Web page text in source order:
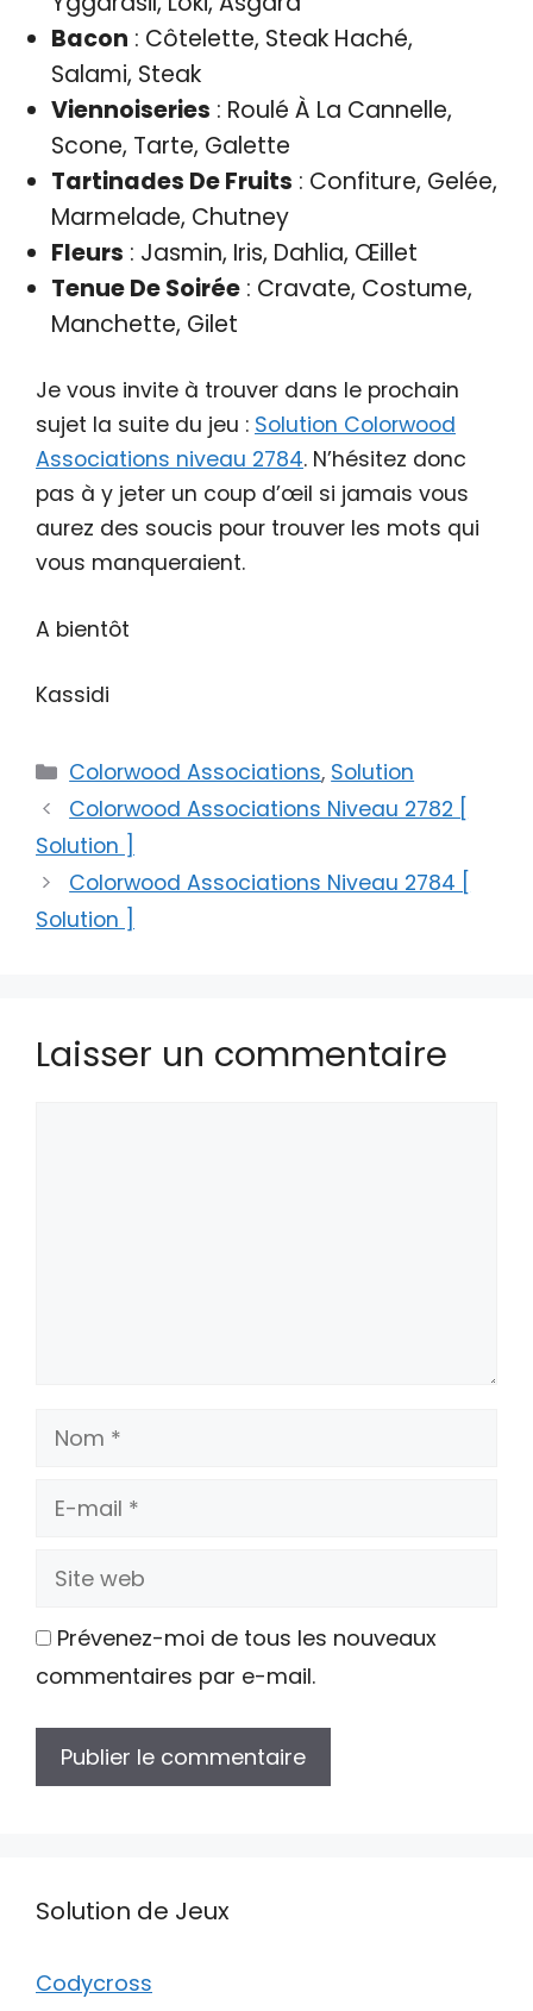
Bacon : Côtelette, Steak Haché,
Salami, Steak
Viennoiseries : Roulé À La Cannelle,
Scone, Tarte, Galette
Tartinades De Fruits : Confiture, Gelée,
Marmelade, Chutney
Fleurs : Jasmin, Iris, Dahlia, Œillet
Tenue De Soirée: Cravate, Costume,
Manchette, Gilet
Je vous invite à trouver dans le prochain
sujet la suite du jeu : Solution Colorwood
Associations niveau 2784. N’hésitez donc
pas à y jeter un coup d’œil si jamais vous
aurez des soucis pour trouver les mots qui
vous manqueraient.
A bientôt
Kassidi
Catégories
Colorwood Associations, Solution
Colorwood Associations Niveau 2782 [
Solution ]
Colorwood Associations Niveau 2784 [
Solution ]
Laisser un commentaire
Nom
E-
Site
Prévenez-moi de tous les nouveaux
commentaires par e-mail.
Solution de Jeux
Codycross